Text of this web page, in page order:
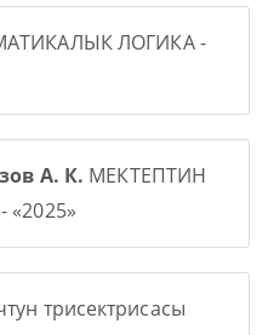
ЛОГИКА -
А. К. МЕКТЕПТИН
трисектрисасы